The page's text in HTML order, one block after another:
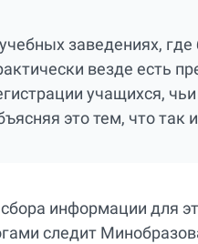
заведениях,
везде есть
учащихся,
это тем, что
информации для
следит